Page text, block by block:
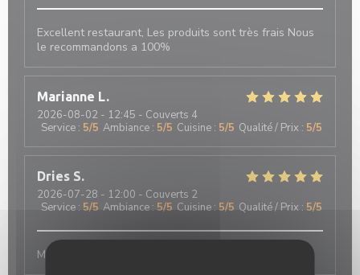
Excellent restaurant, Les produits sont très frais Nous
le recommandons a 100%
Marianne L
2026-08-02 - 12:45 - Couverts 4
Service : 5/5 Ambiance : 5/5 Cuisine : 5/5 Qualité / Prix : 5/5
Dries S
2026-07-28 - 12:00 - Couverts 2
Service : 5/5 Ambiance: 5/5 Cuisine: 5/5 Qualité / Prix : 5/5
Menu gourmand était excellent. Je recommande fort.